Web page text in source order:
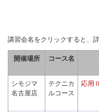
講習会名をクリックすると、
開催場所 コース名
シモジマ
名古屋店
テクニカ
ルコース
応用